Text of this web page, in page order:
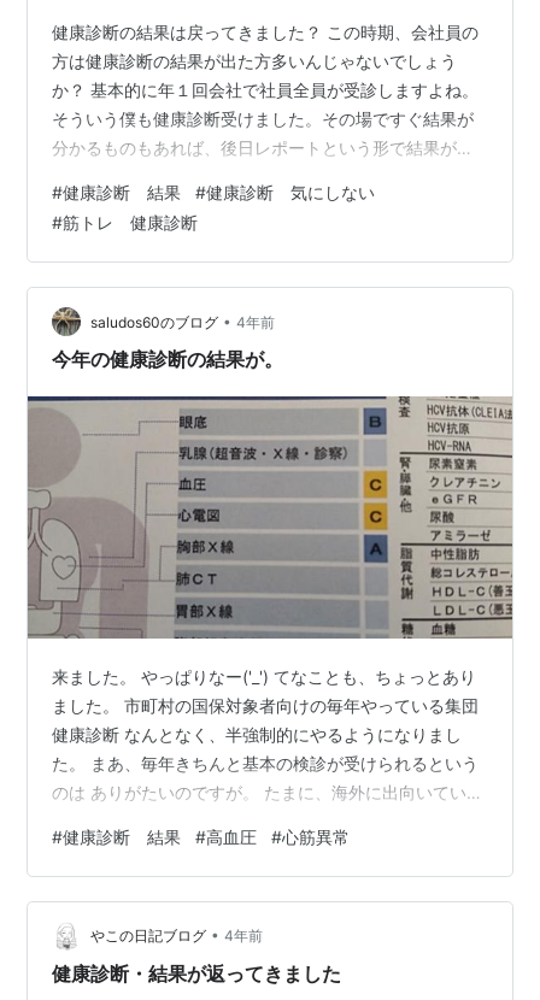
健康診断の結果は戻ってきました？ この時期、会社員の
方は健康診断の結果が出た方多いんじゃないでしょう
か？ 基本的に年１回会社で社員全員が受診しますよね。
そういう僕も健康診断受けました。その場ですぐ結果が
分かるものもあれば、後日レポートという形で結果が分
康診断があると謎の不健康自慢が始まったものです。お
じさん連中の定番でしたね。 今はだいぶ健康的になった
んじゃないでしょうか？毎晩飲み歩くなんて話も久しく
聞いていませんし、たばこもそうですね、喫煙率もびっ
くりするくらい下がっていますからね。健康的な時代に
なったものです。 ただでさえ健康志向が高まっ…
#健康診断 結果 #健康診断 気にしない
#筋トレ 健康診断
saludos60のブログ • 4年前
今年の健康診断の結果が。
来ました。 やっぱりなー('_') てなことも、ちょっとあり
ました。 市町村の国保対象者向けの毎年やっている集団
健康診断 なんとなく、半強制的にやるようになりまし
た。 まあ、毎年きちんと基本の検診が受けられるという
のは ありがたいのですが。 たまに、海外に出向いていて
てくださいね！ っと、ちょっと管理されているなあ～～
という気もします。 市町村で、健康や長寿を競ってい
る？？ そんなわけでもないと思いますが。 ただ毎年やっ
てると、順序などもわかり、 体の変化なども、目にみえ
るので やはり、自分の健康や、体のことをちゃんと考え
#健康診断 結果 #高血圧 #心筋異常
やこの日記ブログ • 4年前
健康診断・結果が返ってきました